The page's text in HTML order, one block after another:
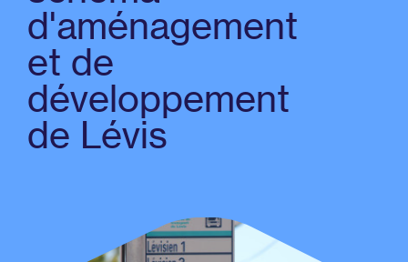
d'aménagement
et de
développement
de Lévis